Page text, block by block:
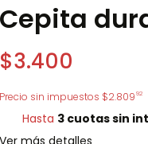
Cepita
$3.400
Precio sin impuestos $2.80992
Hasta 3 cuotas sin
Ver más detalles